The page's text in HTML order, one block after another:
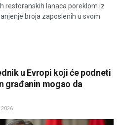
restoranskih lanaca poreklom iz
broja zaposlenih u svom
u Evropi koji će podneti
građanin mogao da
2026